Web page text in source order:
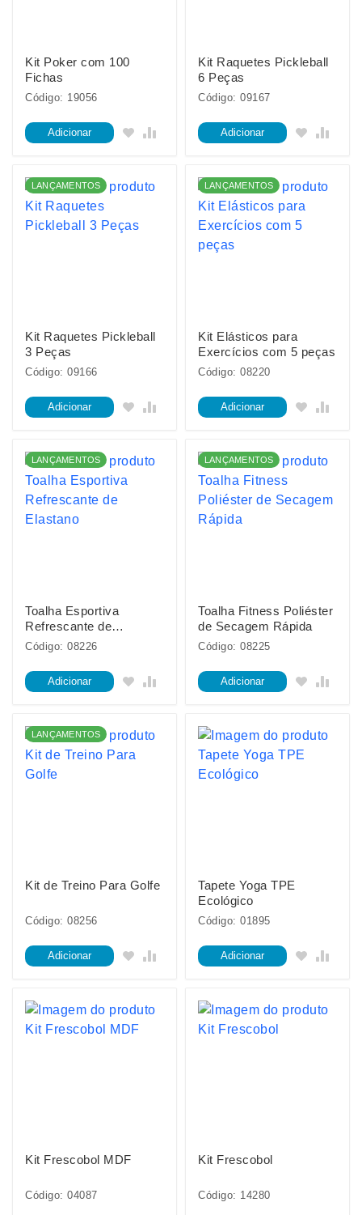
Kit Poker com 100
Fichas
Código: 19056
Adicionar
Kit Raquetes Pickleball
6 Peças
Código: 09167
Adicionar
LANÇAMENTOS
Kit Raquetes Pickleball
3 Peças
Código: 09166
Adicionar
LANÇAMENTOS
Kit Elásticos para
Exercícios com 5 peças
Código: 08220
Adicionar
LANÇAMENTOS
Toalha Esportiva
Refrescante de
Elastano
Código: 08226
Adicionar
LANÇAMENTOS
Toalha Fitness Poliéster
de Secagem Rápida
Código: 08225
Adicionar
LANÇAMENTOS
Kit de Treino Para Golfe
Código: 08256
Adicionar
Tapete Yoga TPE
Ecológico
Código: 01895
Adicionar
Kit Frescobol MDF
Código: 04087
Kit Frescobol
Código: 14280